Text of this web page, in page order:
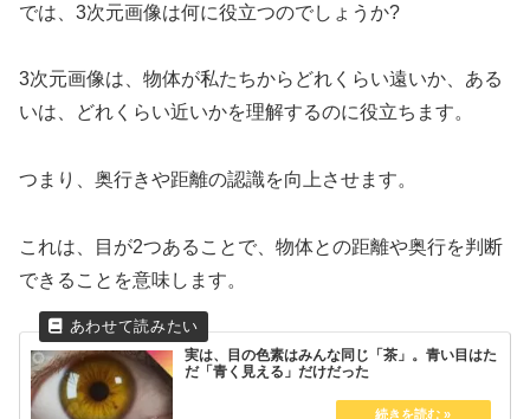
では、3次元画像は何に役立つのでしょうか?
3次元画像は、物体が私たちからどれくらい遠いか、ある
いは、どれくらい近いかを理解するのに役立ちます。
つまり、奥行きや距離の認識を向上させます。
これは、目が2つあることで、物体との距離や奥行を判断
できることを意味します。
実は、目の色素はみんな同じ「茶」。青い目はた
だ「青く見える」だけだった